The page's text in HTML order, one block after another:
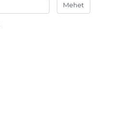
Ausztrália
Mehet